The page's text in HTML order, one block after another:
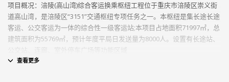
项目概况：涪陵(高山湾)综合客运换乘枢纽工程位于重庆市涪陵区崇义街
道高山湾，是涪陵区“3151”交通枢纽专项任务之一。本枢纽是集长途长途
客运、公交客运为一体的综合性一级客运站;本项目占地面积71997㎡，总
建筑面积为55769㎡，预计年度平局日发送量为8000人。设置有长途站、
公交站、连廊、室外停车广场等功能区域